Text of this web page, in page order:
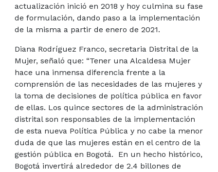
actualización inició en 2018 y hoy culmina su fase
de formulación, dando paso a la implementación
de la misma a partir de enero de 2021.
Diana Rodríguez Franco, secretaria Distrital de la
Mujer, señaló que: “Tener una Alcaldesa Mujer
hace una inmensa diferencia frente a la
comprensión de las necesidades de las mujeres y
la toma de decisiones de política pública en favor
de ellas. Los quince sectores de la administración
distrital son responsables de la implementación
de esta nueva Política Pública y no cabe la menor
duda de que las mujeres están en el centro de la
gestión pública en Bogotá. En un hecho histórico,
Bogotá invertirá alrededor de 2.4 billones de